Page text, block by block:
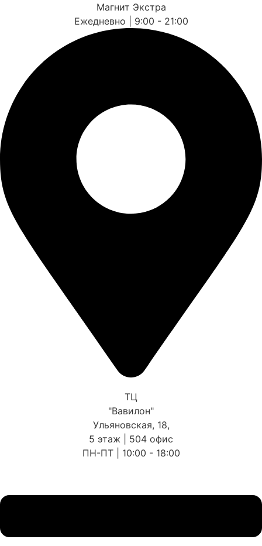
Магнит Экстра
Ежедневно | 9:00 - 21:00
ТЦ
"Вавилон"
Ульяновская, 18,
5 этаж | 504 офис
ПН-ПТ | 10:00 - 18:00